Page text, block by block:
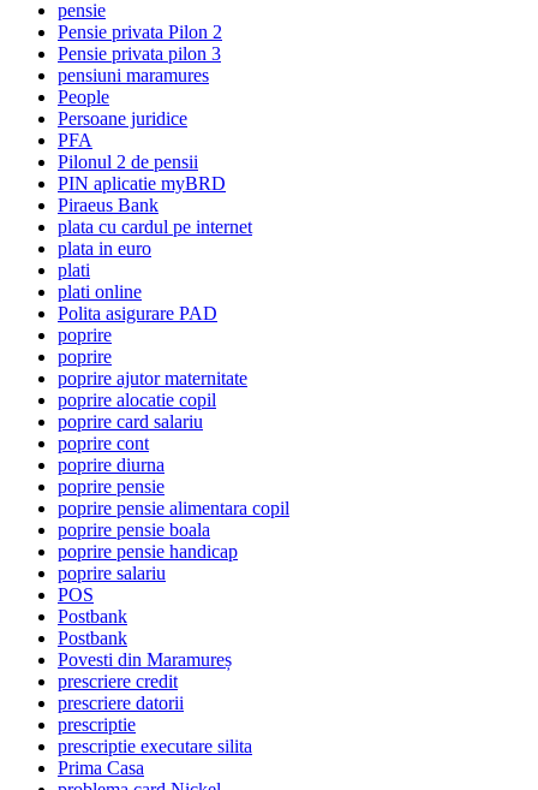
pensie
Pensie privata Pilon 2
Pensie privata pilon 3
pensiuni maramures
People
Persoane juridice
PFA
Pilonul 2 de pensii
PIN aplicatie myBRD
Piraeus Bank
plata cu cardul pe internet
plata in euro
plati
plati online
Polita asigurare PAD
poprire
poprire
poprire ajutor maternitate
poprire alocatie copil
poprire card salariu
poprire cont
poprire diurna
poprire pensie
poprire pensie alimentara copil
poprire pensie boala
poprire pensie handicap
poprire salariu
POS
Postbank
Postbank
Povesti din Maramureș
prescriere credit
prescriere datorii
prescriptie
prescriptie executare silita
Prima Casa